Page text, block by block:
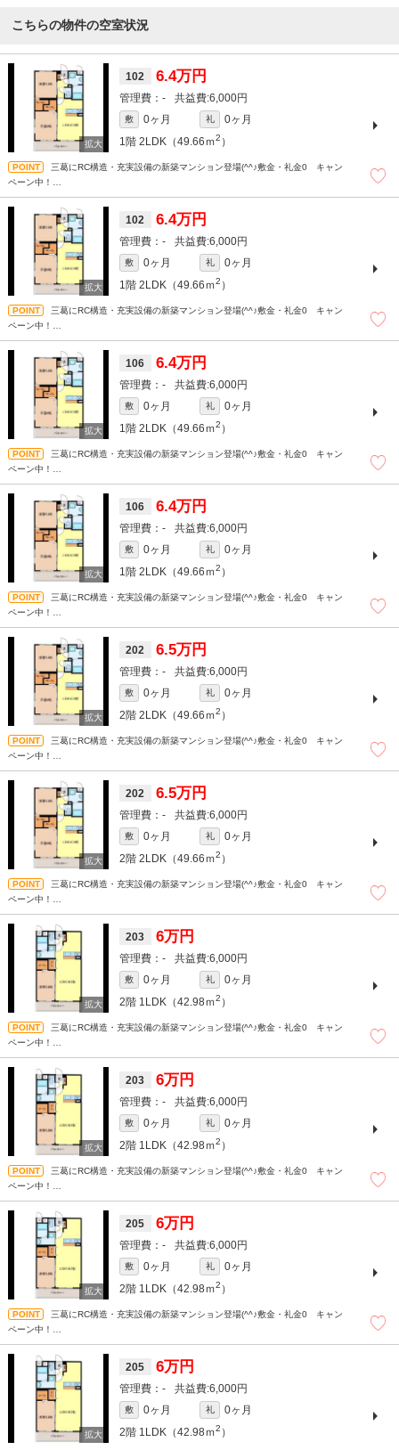
こちらの物件の空室状況
102 6.4万円
- 6,000円
敷 0ヶ月 礼
0ヶ月
1階 2LDK（49.66ｍ2 ）
三葛にRC構造・充実設備の新築マンション登場(^^♪敷金・礼金0 キャン
ペーン中！
＾＾現地待ち合わせもＯＫです！！！まずはどんなことでもお気軽にお問合せくだ
102 6.4万円
- 6,000円
敷 0ヶ月 礼
0ヶ月
1階 2LDK（49.66ｍ2 ）
三葛にRC構造・充実設備の新築マンション登場(^^♪敷金・礼金0 キャン
ペーン中！
＾＾現地待ち合わせもＯＫです！！！まずはどんなことでもお気軽にお問合せくだ
106 6.4万円
- 6,000円
敷 0ヶ月 礼
0ヶ月
1階 2LDK（49.66ｍ2 ）
三葛にRC構造・充実設備の新築マンション登場(^^♪敷金・礼金0 キャン
ペーン中！
＾＾現地待ち合わせもＯＫです！！！まずはどんなことでもお気軽にお問合せくだ
106 6.4万円
- 6,000円
敷 0ヶ月 礼
0ヶ月
1階 2LDK（49.66ｍ2 ）
三葛にRC構造・充実設備の新築マンション登場(^^♪敷金・礼金0 キャン
ペーン中！
＾＾現地待ち合わせもＯＫです！！！まずはどんなことでもお気軽にお問合せくだ
202 6.5万円
- 6,000円
敷 0ヶ月 礼
0ヶ月
2階 2LDK（49.66ｍ2 ）
三葛にRC構造・充実設備の新築マンション登場(^^♪敷金・礼金0 キャン
ペーン中！
＾＾現地待ち合わせもＯＫです！！！まずはどんなことでもお気軽にお問合せくだ
202 6.5万円
- 6,000円
敷 0ヶ月 礼
0ヶ月
2階 2LDK（49.66ｍ2 ）
三葛にRC構造・充実設備の新築マンション登場(^^♪敷金・礼金0 キャン
ペーン中！
＾＾現地待ち合わせもＯＫです！！！まずはどんなことでもお気軽にお問合せくだ
さい(^^)/☆
203 6万円
- 6,000円
敷 0ヶ月 礼
0ヶ月
2階 1LDK（42.98ｍ2 ）
三葛にRC構造・充実設備の新築マンション登場(^^♪敷金・礼金0 キャン
ペーン中！
＾＾現地待ち合わせもＯＫです！！！まずはどんなことでもお気軽にお問合せくだ
さい(^^)/☆
203 6万円
- 6,000円
敷 0ヶ月 礼
0ヶ月
2階 1LDK（42.98ｍ2 ）
三葛にRC構造・充実設備の新築マンション登場(^^♪敷金・礼金0 キャン
ペーン中！
＾＾現地待ち合わせもＯＫです！！！まずはどんなことでもお気軽にお問合せくだ
さい(^^)/☆
205 6万円
- 6,000円
敷 0ヶ月 礼
0ヶ月
2階 1LDK（42.98ｍ2 ）
三葛にRC構造・充実設備の新築マンション登場(^^♪敷金・礼金0 キャン
ペーン中！
＾＾現地待ち合わせもＯＫです！！！まずはどんなことでもお気軽にお問合せくだ
さい(^^)/☆
205 6万円
- 6,000円
敷 0ヶ月 礼
0ヶ月
2階 1LDK（42.98ｍ2 ）